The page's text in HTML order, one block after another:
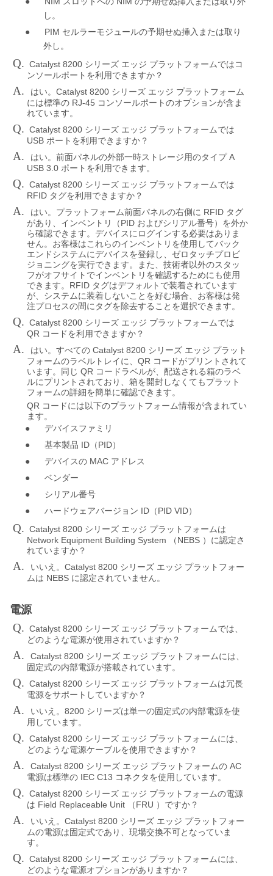
し。
● PIM セルラーモジュールの予期せぬ挿入または取り
外し。
Q. Catalyst 8200 シリーズ エッジ プラットフォームではコ
ンソールポートを利用できますか？
A. はい。 Catalyst 8200 シリーズ エッジ プラットフォーム
には標準の RJ-45 コンソールポートのオプションが含ま
れています。
Q. Catalyst 8200 シリーズ エッジ プラットフォームでは
USB ポートを利用できますか？
A. はい。前面パネルの外部一時ストレージ用のタイプA
USB 3.0 ポートを利用できます。
Q. Catalyst 8200 シリーズ エッジ プラットフォームでは
RFID タグを利用できますか？
A. はい。プラットフォーム前面パネルの右側に RFID タグ
があり、インベントリ（ PID およびシリアル番号）を外か
ら確認できます。デバイスにログインする必要はありま
せん。お客様はこれらのインベントリを使用してバック
エンドシステムにデバイスを登録し、ゼロタッチプロビ
ジョニングを実行できます。また、技術者以外のスタッ
フがオフサイトでインベントリを確認するためにも使用
できます。 RFID タグはデフォルトで装着されています
が、システムに装着しないことを好む場合、お客様は発
注プロセスの間にタグを除去することを選択できます。
Q. Catalyst 8200 シリーズ エッジ プラットフォームでは
QR コードを利用できますか？
A. はい。すべての Catalyst 8200 シリーズ エッジ プラット
フォームのラベルトレイに、 QR コードがプリントされて
います。同じ QR コードラベルが、配送される箱のラベ
ルにプリントされており、箱を開封しなくてもプラット
フォームの詳細を簡単に確認できます。
QR コードには以下のプラットフォーム情報が含まれてい
ます。
● デバイスファミリ
● 基本製品 ID （ PID）
● デバイスの MAC アドレス
● ベンダー
● シリアル番号
● ハードウェアバージョン ID （ PID VID）
Q. Catalyst 8200 シリーズ エッジ プラットフォームは
Network Equipment Building System （ NEBS ）に認定さ
れていますか？
A. いいえ。 Catalyst 8200 シリーズ エッジ プラットフォー
ムは NEBS に認定されていません。
電源
Q. Catalyst 8200 シリーズ エッジ プラットフォームでは、
どのような電源が使用されていますか？
A. Catalyst 8200 シリーズ エッジ プラットフォームには、
固定式の内部電源が搭載されています。
Q. Catalyst 8200 シリーズ エッジ プラットフォームは冗長
電源をサポートしていますか？
A. いいえ。 8200 シリーズは単一の固定式の内部電源を使
用しています。
Q. Catalyst 8200 シリーズ エッジ プラットフォームには、
どのような電源ケーブルを使用できますか？
A. Catalyst 8200 シリーズ エッジ プラットフォームの AC
電源は標準の IEC C13 コネクタを使用しています。
Q. Catalyst 8200 シリーズ エッジ プラットフォームの電源
は Field Replaceable Unit （ FRU ）ですか？
A. いいえ。 Catalyst 8200 シリーズ エッジ プラットフォー
ムの電源は固定式であり、現場交換不可となっていま
す。
Q. Catalyst 8200 シリーズ エッジ プラットフォームには、
どのような電源オプションがありますか？